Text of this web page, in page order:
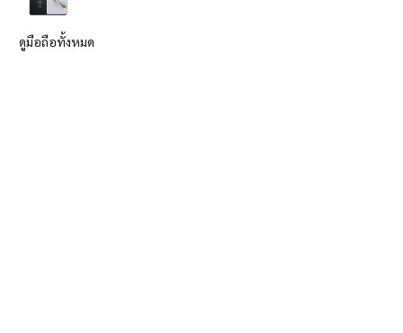
ดูมือถือทั้งหมด